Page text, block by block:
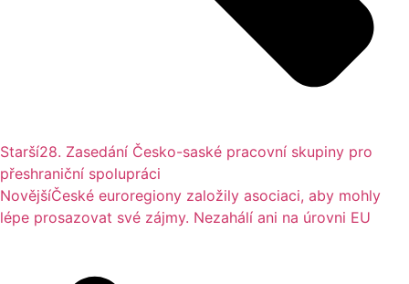
Starší28. Zasedání Česko-saské pracovní skupiny pro
přeshraniční spolupráci
NovějšíČeské euroregiony založily asociaci, aby mohly
lépe prosazovat své zájmy. Nezahálí ani na úrovni EU